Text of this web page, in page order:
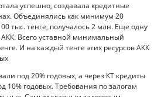
успешно, создавала кредитные
Объединялись как минимум 20
тыс. тенге, получалось 2 млн. Еще одну
АКК. Всего уставной минимальный
И на каждый тенге этих ресурсов АКК
под 20% годовых, а через КТ кредиты
10% годовых. Требования по залогам